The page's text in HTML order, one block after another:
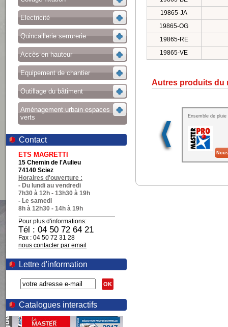
Electricité
Quincaillerie serrurerie
Accès en hauteur
Equipement de chantier
Outillage du bâtiment
Aménagement urbain espaces
verts
Contact
ETS MAGRETTI
15 Chemin de l'Aulieu
74140 Sciez
Horaires d'ouverture :
- Du lundi au vendredi
7h30 à 12h - 13h30 à 19h
- Le samedi
8h à 12h30 - 14h à 19h
Pour plus d'informations:
Tél : 04 50 72 64 21
Fax : 04 50 72 31 28
nous contacter par email
Lettre d'information
OK
Catalogues interactifs
19865-JA
19865-OG
19865-RE
19865-VE
Autres produits du
Ensemble de pluie